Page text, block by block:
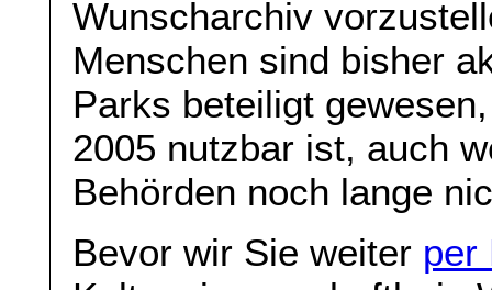
Wunscharchiv
Menschen sind bisher
Parks beteiligt
2005 nutzbar ist, auch
Behörden noch lange
Bevor wir Sie weiter per